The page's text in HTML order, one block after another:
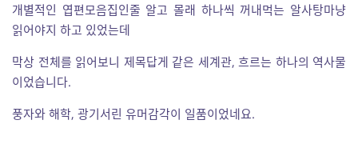
개별적인 엽편모음집인줄 알고 몰래 하나씩 꺼내먹는 알사탕마냥
읽어야지 하고 있었는데
막상 전체를 읽어보니 제목답게 같은 세계관, 흐르는 하나의 역사물
이었습니다.
풍자와 해학, 광기서린 유머감각이 일품이었네요.